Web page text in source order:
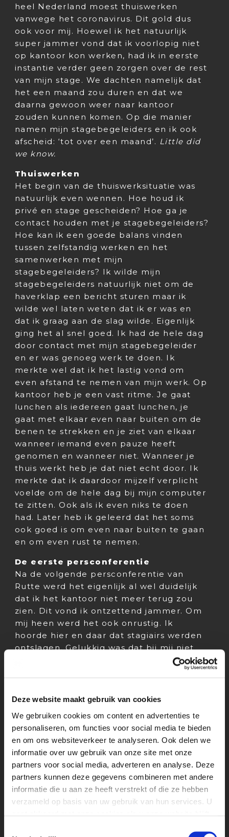
Deze website maakt gebruik van cookies
We gebruiken cookies om content en advertenties te
personaliseren, om functies voor social media te bieden
en om ons websiteverkeer te analyseren. Ook delen we
informatie over uw gebruik van onze site met onze
partners voor social media, adverteren en analyse. Deze
partners kunnen deze gegevens combineren met andere
informatie die u aan ze heeft verstrekt of die ze hebben
verzameld op basis van uw gebruik van hun services. U
heel Nederland moest thuiswerken
vanwege het coronavirus. Dit gold dus
ook voor mij. Hoewel ik het natuurlijk
super jammer vond dat ik voorlopig niet
op kantoor kon werken, had ik in eerste
instantie verder geen zorgen over de rest
van mijn stage. We dachten namelijk dat
het een maand zou duren en dat we
daarna gewoon weer naar kantoor
zouden kunnen komen. Op die manier
namen mijn stagebegeleiders en ik ook
afscheid: ‘tot over een maand’. Little did
we know.
Thuiswerken
Het begin van de thuiswerksituatie was
natuurlijk even wennen. Hoe houd ik
privé en stage gescheiden? Hoe ga je
contact houden met je stagebegeleiders?
Hoe kan ik een goede balans vinden
tussen zelfstandig werken en het
samenwerken met mijn
stagebegeleiders? Ik wilde mijn
stagebegeleiders natuurlijk niet om de
haverklap een bericht sturen maar ik
wilde wel laten weten dat ik er was en
dat ik graag aan de slag wilde. Eigenlijk
ging het al snel goed. Ik had de hele dag
door contact met mijn stagebegeleider
en er was genoeg werk te doen. Ik
merkte wel dat ik het lastig vond om
even afstand te nemen van mijn werk. Op
kantoor heb je een vast ritme. Je gaat
lunchen als iedereen gaat lunchen, je
gaat met elkaar even naar buiten om de
benen te strekken en je ziet van elkaar
wanneer iemand even pauze heeft
genomen en wanneer niet. Wanneer je
thuis werkt heb je dat niet echt door. Ik
merkte dat ik daardoor mijzelf verplicht
voelde om de hele dag bij mijn computer
te zitten. Ook als ik even niks te doen
had. Later heb ik geleerd dat het soms
ook goed is om even naar buiten te gaan
en om even rust te nemen.
De eerste persconferentie
Na de volgende persconferentie van
Rutte werd het eigenlijk al wel duidelijk
dat ik het kantoor niet meer terug zou
zien. Dit vond ik ontzettend jammer. Om
mij heen werd het ook onrustig. Ik
hoorde hier en daar dat stagiairs werden
ontslagen. Gelukkig was dat bij mij niet
het geval. Ik had genoeg werk te doen en
idtv deed er ook alles aan om dat zo te
gewaardeerd.
‘’Alles wat ik in deze stageperiode
heb geleerd, ga ik waarschijnlijk
nooit weer leren’’.
De laatste periode ging eigenlijk
hartstikke goed. Ik was snel gewend aan
de nieuwe situatie en het contact met
iedereen verliep ook goed. Uiteindelijk
heb ik wel aan andere projecten gewerkt